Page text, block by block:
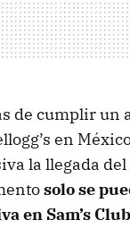
de cumplir un
en
la llegada
solo se
en Sam’s Club